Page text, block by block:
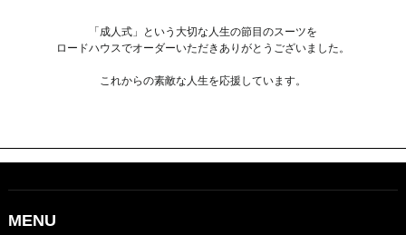
「成人式」という大切な人生の節目のスーツを
ロードハウスでオーダーいただきありがとうございました。
これからの素敵な人生を応援しています。
MENU